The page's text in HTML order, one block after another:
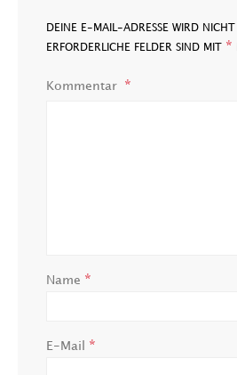
DEINE E-MAIL-ADRESSE WIRD NICHT
ERFORDERLICHE FELDER SIND MIT *
Kommentar
Name *
E-Mail *